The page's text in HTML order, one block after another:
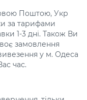
Поштою, Укр
за тарифами
1-3 дні. Також Ви
замовлення
у м. Одеса
час.